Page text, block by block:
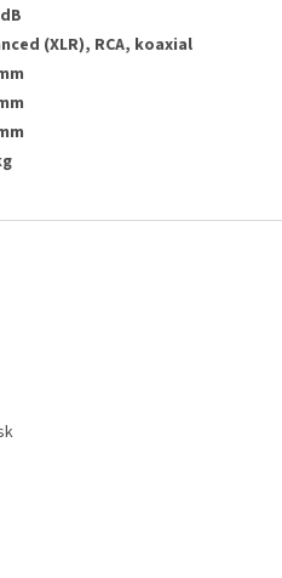
(XLR), RCA, koaxial